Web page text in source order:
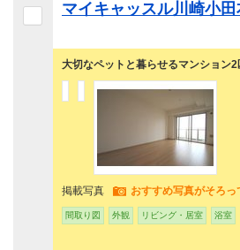
マイキャッスル川崎小田
大切なペットと暮らせるマンション
掲載写真 おすすめ写真がそろっ
間取り図 外観 リビング・居室 浴室